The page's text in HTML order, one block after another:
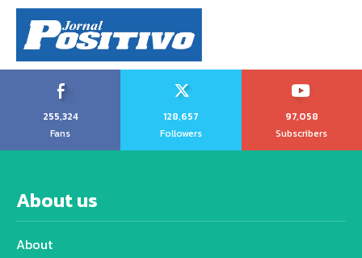
255,324
Fans
128,657
Followers
97,058
Subscribers
About us
About